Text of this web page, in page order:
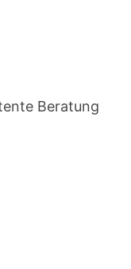
Beratung